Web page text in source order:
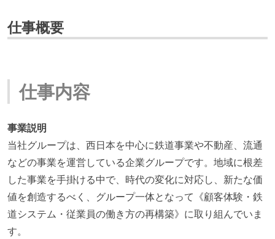
仕事概要
仕事内容
事業説明
当社グループは、西日本を中心に鉄道事業や不動産、流通
などの事業を運営している企業グループです。地域に根差
した事業を手掛ける中で、時代の変化に対応し、新たな価
値を創造するべく、グループ一体となって《顧客体験・鉄
道システム・従業員の働き方の再構築》に取り組んでいま
す。